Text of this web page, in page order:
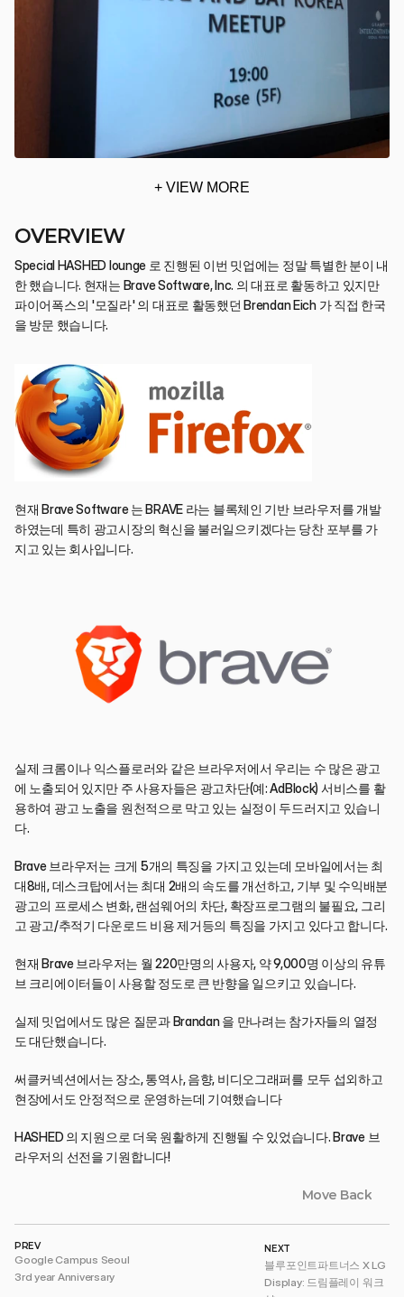
+ VIEW MORE
OVERVIEW
Special HASHED lounge 로 진행된 이번 밋업에는 정말 특별한 분이 내
한 했습니다. 현재는 Brave Software, Inc. 의 대표로 활동하고 있지만
파이어폭스의 '모질라' 의 대표로 활동했던 Brendan Eich 가 직접 한국
을 방문 했습니다.
현재 Brave Software 는 BRAVE 라는 블록체인 기반 브라우저를 개발
하였는데 특히 광고시장의 혁신을 불러일으키겠다는 당찬 포부를 가
지고 있는 회사입니다.
실제 크롬이나 익스플로러와 같은 브라우저에서 우리는 수 많은 광고
에 노출되어 있지만 주 사용자들은 광고차단(예: AdBlock) 서비스를 활
용하여 광고 노출을 원천적으로 막고 있는 실정이 두드러지고 있습니
다.
Brave 브라우저는 크게 5개의 특징을 가지고 있는데 모바일에서는 최
대8배, 데스크탑에서는 최대 2배의 속도를 개선하고, 기부 및 수익배분
광고의 프로세스 변화, 랜섬웨어의 차단, 확장프로그램의 불필요, 그리
고 광고/추적기 다운로드 비용 제거등의 특징을 가지고 있다고 합니다.
현재 Brave 브라우저는 월 220만명의 사용자, 약 9,000명 이상의 유튜
브 크리에이터들이 사용할 정도로 큰 반향을 일으키고 있습니다.
실제 밋업에서도 많은 질문과 Brandan 을 만나려는 참가자들의 열정
도 대단했습니다.
써클커넥션에서는 장소, 통역사, 음향, 비디오그래퍼를 모두 섭외하고
현장에서도 안정적으로 운영하는데 기여했습니다
HASHED 의 지원으로 더욱 원활하게 진행될 수 있었습니다. Brave 브
라우저의 선전을 기원합니다!
Move Back
PREV
Google Campus Seoul
3rd year Anniversary
NEXT
블루포인트파트너스 X LG
Display: 드림플레이 워크